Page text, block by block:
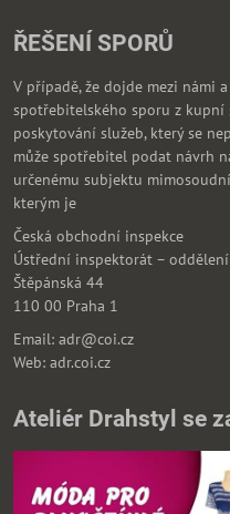
ŘEŠENÍ SPORŮ
V případě, že dojde mezi námi
spotřebitelského sporu z kupní
poskytování služeb, který se
může spotřebitel podat návrh
určenému subjektu
kterým je
Česká obchodní inspekce
Ústřední inspektorát – oddělení
Štěpánská 44
110 00 Praha 1
Email: adr@coi.cz
Web: adr.coi.cz
Ateliér Drahstyl se